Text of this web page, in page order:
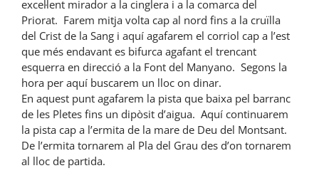
excel·lent mirador a la cinglera i a la comarca del
Priorat. Farem mitja volta cap al nord fins a la cruïlla
del Crist de la Sang i aquí agafarem el corriol cap a l’est
que més endavant es bifurca agafant el trencant
esquerra en direcció a la Font del Manyano. Segons la
hora per aquí buscarem un lloc on dinar.
En aquest punt agafarem la pista que baixa pel barranc
de les Pletes fins un dipòsit d’aigua. Aquí continuarem
la pista cap a l’ermita de la mare de Deu del Montsant.
De l’ermita tornarem al Pla del Grau des d’on tornarem
al lloc de partida.